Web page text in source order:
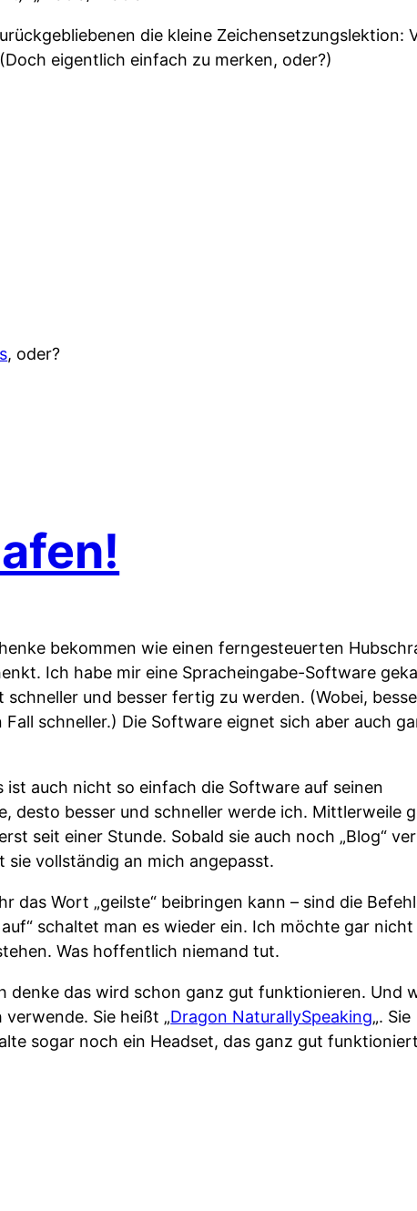
die kleine Zeichensetzungslektion:
eigentlich einfach zu merken, oder?)
, oder?
bekommen wie einen ferngesteuerten
Ich habe mir eine Spracheingabe-Software
und besser fertig zu werden. (Wobei,
schneller.) Die Software eignet sich aber auch
auch nicht so einfach die Software auf seinen
desto besser und schneller werde ich. Mittlerweile
seit einer Stunde. Sobald sie auch noch „Blog“
sie vollständig an mich angepasst.
das Wort „geilste“ beibringen kann – sind die
schaltet man es wieder ein. Ich möchte gar nicht
Was hoffentlich niemand tut.
das wird schon ganz gut funktionieren. Und
Sie heißt „Dragon NaturallySpeaking„. Sie
sogar noch ein Headset, das ganz gut